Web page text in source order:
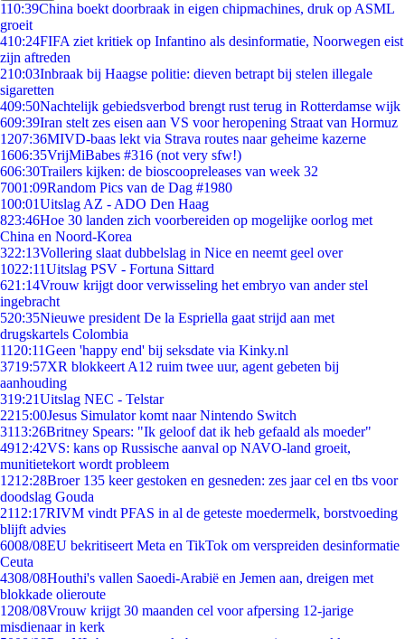
110:39China boekt doorbraak in eigen chipmachines, druk op ASML
groeit
410:24FIFA ziet kritiek op Infantino als desinformatie, Noorwegen eist
zijn aftreden
210:03Inbraak bij Haagse politie: dieven betrapt bij stelen illegale
sigaretten
409:50Nachtelijk gebiedsverbod brengt rust terug in Rotterdamse wijk
609:39Iran stelt zes eisen aan VS voor heropening Straat van Hormuz
1207:36MIVD-baas lekt via Strava routes naar geheime kazerne
1606:35VrijMiBabes #316 (not very sfw!)
606:30Trailers kijken: de bioscoopreleases van week 32
7001:09Random Pics van de Dag #1980
100:01Uitslag AZ - ADO Den Haag
823:46Hoe 30 landen zich voorbereiden op mogelijke oorlog met
China en Noord-Korea
322:13Vollering slaat dubbelslag in Nice en neemt geel over
1022:11Uitslag PSV - Fortuna Sittard
621:14Vrouw krijgt door verwisseling het embryo van ander stel
ingebracht
520:35Nieuwe president De la Espriella gaat strijd aan met
drugskartels Colombia
11 20:11Geen 'happy end' bij seksdate via Kinky.nl
3719:57XR blokkeert A12 ruim twee uur, agent gebeten bij
aanhouding
319:21Uitslag NEC - Telstar
2215:00Jesus Simulator komt naar Nintendo Switch
3113:26Britney Spears: "Ik geloof dat ik heb gefaald als moeder"
4912:42VS: kans op Russische aanval op NAVO-land groeit,
munitietekort wordt probleem
1212:28Broer 135 keer gestoken en gesneden: zes jaar cel en tbs voor
doodslag Gouda
2112:17RIVM vindt PFAS in al de geteste moedermelk, borstvoeding
blijft advies
6008/08EU bekritiseert Meta en TikTok om verspreiden desinformatie
Ceuta
4308/08Houthi's vallen Saoedi-Arabië en Jemen aan, dreigen met
blokkade olieroute
1208/08Vrouw krijgt 30 maanden cel voor afpersing 12-jarige
misdienaar in kerk